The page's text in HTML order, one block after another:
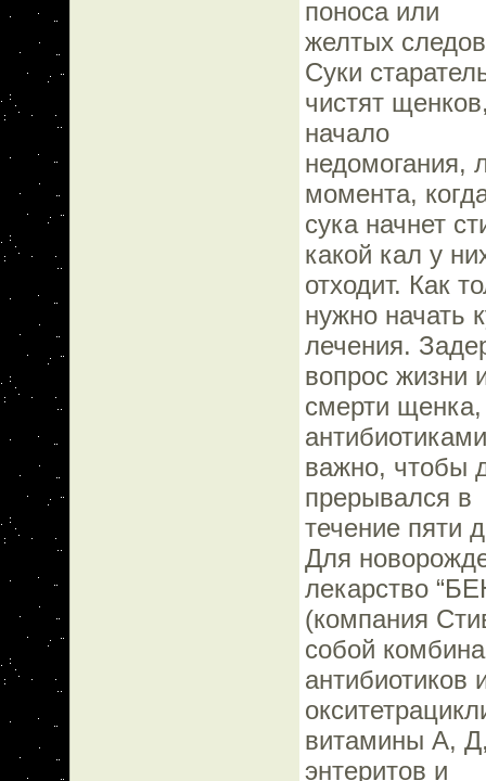
поноса или
желтых
Суки
чистят
начало
недомогания,
момента,
сука начнет
какой кал у
отходит. Как
нужно начать
лечения.
вопрос жизни
смерти
важно, чтобы
прерывался в
течение пяти
Для
лекарство
(компания
собой
антибиотиков
витамины А,
энтеритов и